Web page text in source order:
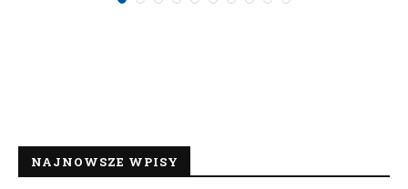
NAJNOWSZE WPISY